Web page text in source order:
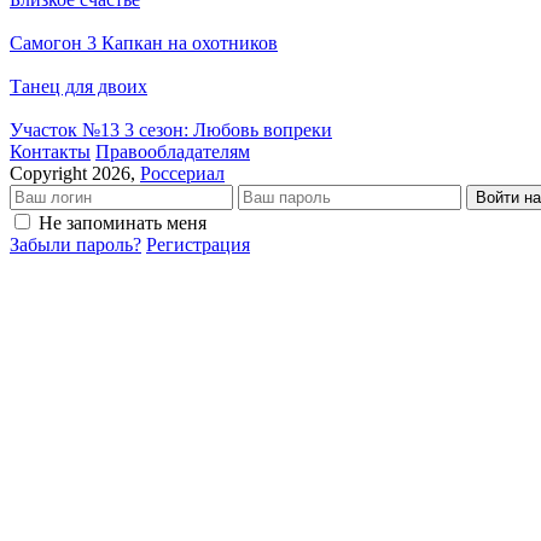
Самогон 3 Капкан на охотников
Танец для двоих
Участок №13 3 сезон: Любовь вопреки
Кон­так­ты Пра­во­об­ла­да­те­лям
Copyright 2026, Россериал
Войти
Не запоминать меня
Забыли пароль? Регистрация